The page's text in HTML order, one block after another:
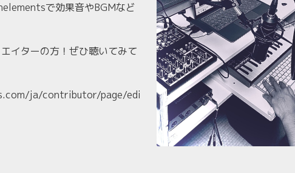
で効果音やBGMなど
イターの方！ぜひ聴いてみて
ja/contributor/page/edi